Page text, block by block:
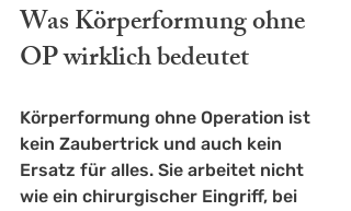
Was Körperformung ohne
OP wirklich bedeutet
Körperformung ohne Operation ist
kein Zaubertrick und auch kein
Ersatz für alles. Sie arbeitet nicht
wie ein chirurgischer Eingriff, bei